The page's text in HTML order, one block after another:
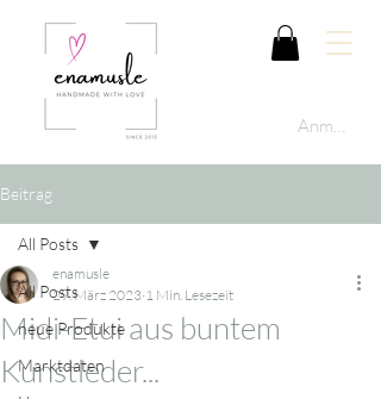
Anmelden
Beitrag
All Posts
neue Produkte
Marktdaten
All Posts
Midi-Etui aus buntem
Kunstleder...
enamusle
29. März 2023 1 Min. Lesezeit